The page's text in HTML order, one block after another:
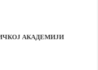
АКАДЕМИЈИ